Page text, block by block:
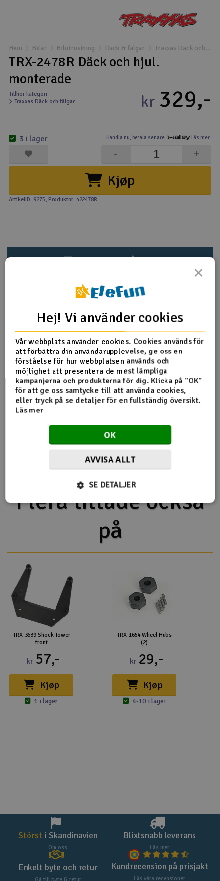
Drönare
Drönare för FPV
Flygplan
Kamerautrustning
Modellbygg- och byggsatser
Modelljärnväg
Scooter & elfordon
Smarthem, lek och hobby
Solenergi
Verktyg, utrustning och tillbehör
Presentkort
Hem Bilar Bilutrustning Däck & fälgar Traxxas Däck och fälgar
TRX-2478R Däck och hjul.
monterade
Tillhör kategori
Traxxas Däck och fälgar
Handla nu, betala senare. Läs mer
kr 329,-
Kjøp
+
-
3 i lager
ArtikelID: 9275, Produktnr: 422478R
Produktinfo Tipsa en vän Recensioner
Produktinformation
Beskrivning: 2-delade däck limmade på fälgen
Hex: rund 5mm med splinter
Ytterdiamet / däck med innerdiameter: 59mm
Bredd: 38mm
Offset: N / A
Passar t.ex.: Traxxas Bandit
förknippad med
Reservedeler Traxxas
Flera tittade också
på
TRX-3639 Shock Tower
front
kr 57,-
Kjøp
1 i lager
TRX-1654 Wheel Hubs
(2)
kr 29,-
Kjøp
4-10 i lager
Störst i Skandinavien
Om oss
Blixtsnabb leverans
Läs mer
Enkelt byte och retur
Gå till byte & retur
Kundrecension på prisjakt
Läs våra recensioner
×
Hej! Vi använder cookies
Vår webbplats använder cookies. Cookies används för
att förbättra din användarupplevelse, ge oss en
förståelse för hur webbplatsen används och
möjlighet att presentera de mest lämpliga
kampanjerna och produkterna för dig. Klicka på "OK"
för att ge oss samtycke till att använda cookies,
eller tryck på se detaljer för en fullständig översikt.
Läs mer
OK
AVVISA ALLT
SE DETALJER